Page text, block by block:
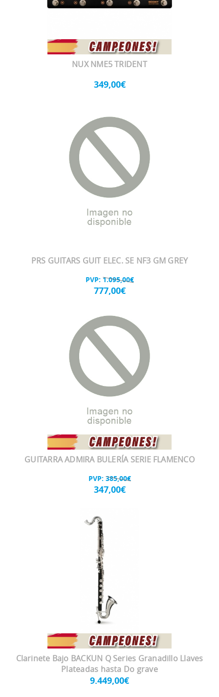
NUX NME5 TRIDENT
349,00€
PRS GUITARS GUIT ELEC. SE NF3 GM GREY
PVP: 1.095,00€
777,00€
GUITARRA ADMIRA BULERÍA SERIE FLAMENCO
PVP: 385,00€
347,00€
Clarinete Bajo BACKUN Q Series Granadillo Llaves
Plateadas hasta Do grave
9.449,00€